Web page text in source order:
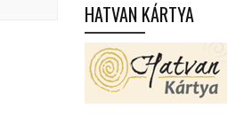
HATVAN KÁRTYA